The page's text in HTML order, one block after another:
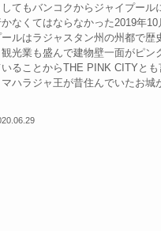
してもバンコクからジャイプール
なくてはならなかった2019年10
ールはラジャスタン州の州都で歴
観光業も盛んで建物壁一面がピン
いることからTHE PINK CITYとも
ハラジャ王が昔住んでいたお城